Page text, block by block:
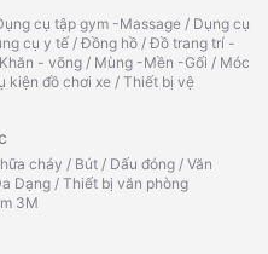
cụ tập gym -Massage / Dụng cụ
cụ y tế /Đồng hồ /Đồ trang trí -
Khăn - võng / Mùng -Mền -Gối / Móc
kiện đồ chơi xe / Thiết bị vệ
cháy / Bút / Dấu đóng / Văn
Dạng / Thiết bị văn phòng
3M